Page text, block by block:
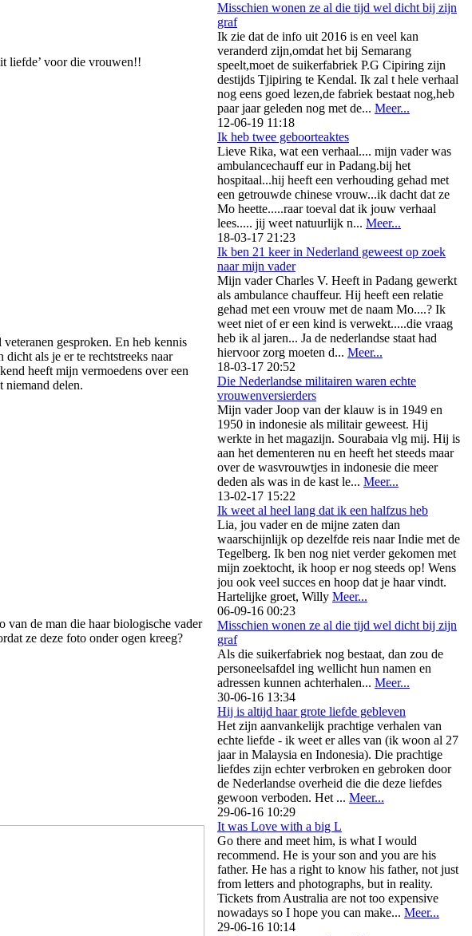
liefde’ voor die vrouwen!!
gesproken. En heb kennis
als je er te rechtstreeks naar
heeft mijn vermoedens over een
delen.
van de man die haar biologische vader
ze deze foto onder ogen kreeg?
Misschien wonen ze al die tijd wel dicht bij zijn
graf
Ik zie dat de info uit 2016 is en veel kan
veranderd zijn,omdat het bij Semarang
speelt,moet de suikerfabriek P.G Cipiring zijn
destijds Tjipiring te Kendal. Ik zal t hele verhaal
nog eens goed lezen,de fabriek bestaat nog,heb
paar jaar geleden nog met de... Meer...
12-06-19 11:18
Ik heb twee geboorteaktes
Lieve Rika, wat een verhaal.... mijn vader was
ambulancechauff eur in Padang.bij het
hospitaal...hij heeft een verhouding gehad met
een getrouwde chinese vrouw...ik dacht dat ze
Mo heette.....raar toeval dat ik jouw verhaal
lees..... jij weet natuurlijk n... Meer...
18-03-17 21:23
Ik ben 21 keer in Nederland geweest op zoek
naar mijn vader
Mijn vader Charles V. Heeft in Padang gewerkt
als ambulance chauffeur. Hij heeft een relatie
gehad met een vrouw met de naam Mo....? Ik
weet niet of er een kind is verwekt.....die vraag
heb ik al jaren... Ja de nederlandse staat had
hiervoor zorg moeten d... Meer...
18-03-17 20:52
Die Nederlandse militairen waren echte
vrouwenversierders
Mijn vader Joop van der klauw is in 1949 en
1950 in indonesie als militair geweest. Hij
werkte in het magazijn. Sourabaia vlg mij. Hij is
aan het dementeren nu en heeft het steeds maar
over de wasvrouwtjes in indonesie die meer
deden als was in de kast le... Meer...
13-02-17 15:22
Ik weet al heel lang dat ik een halfzus heb
Lia, jou vader en de mijne zaten dan
waarschijnlijk op dezelfde reis naar Indie met de
Tegelberg. Ik ben nog niet verder gekomen met
mijn zoektocht, ik hoop er nog steeds op! Wens
jou ook veel succes en hoop dat je haar vindt.
Hartelijke groet, Willy Meer...
06-09-16 00:23
Misschien wonen ze al die tijd wel dicht bij zijn
graf
Als die suikerfabriek nog bestaat, dan zou de
personeelsafdel ing wellicht hun namen en
adressen kunnen achterhalen... Meer...
30-06-16 13:34
Hij is altijd haar grote liefde gebleven
Het zijn aanvankelijk prachtige verhalen van
echte liefde - ik weet er alles van (ik woon al 27
jaar in Malaysia en Indonesia). Die prachtige
liefdes zijn echter verbroken en gebroken door
de Nederlandse overheid die die deze liefdes
gewoon verboden. Het ... Meer...
29-06-16 10:29
It was Love with a big L
Go there and meet him, is what I would
recommend. He is your son and you are his
father. He has a right to know his father, not just
from letters and photographs, but in reality.
Tickets from Australia are not too expensive
nowadays so I hope you can make... Meer...
29-06-16 10:14